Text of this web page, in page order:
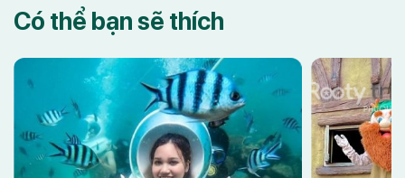
Có thể bạn sẽ thích